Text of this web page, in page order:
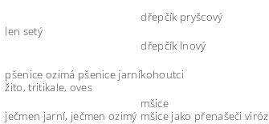
len setý
dřepčík pryšcový
dřepčík lnový
pšenice ozimá pšenice jarní
žito, tritikale, oves
ječmen jarní, ječmen ozimý
kohoutci
mšice
mšice jako přenašeči viróz